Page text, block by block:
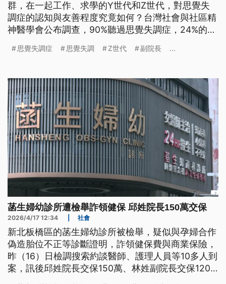
群，在一起工作、求學的Y世代和Z世代，對思覺失
調症的認知與友善程度究竟如何？台灣社會與社區精
神醫學會公布調查，90%聽過思覺失調症，24%的Y
思覺失調症的態度，正處於願意靠近，卻不知如何靠
思覺失調症 思覺失調 Z世代 副院長 ...
菡生婦幼診所遭檢舉詐領健保 邱姓院長150萬交保
2026/4/17 12:34 社會
新北板橋區的菡生婦幼診所被檢舉，疑似與孕婦合作
偽造胎位不正等診斷證明，詐領健保費與商業保險，
昨（16）日檢調搜索約談醫師、護理人員等10多人到
案，訊後邱姓院長交保150萬、林姓副院長交保120